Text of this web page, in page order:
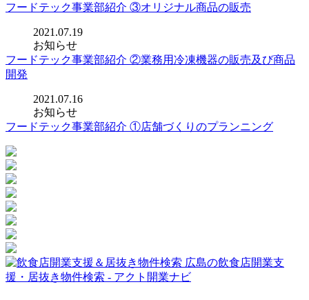
フードテック事業部紹介 ③オリジナル商品の販売
2021.07.19
お知らせ
フードテック事業部紹介 ②業務用冷凍機器の販売及び商品
開発
2021.07.16
お知らせ
フードテック事業部紹介 ①店舗づくりのプランニング